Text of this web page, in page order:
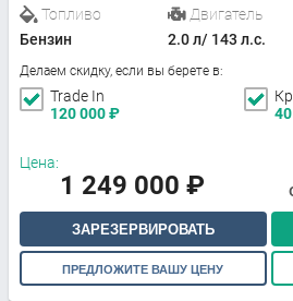
Топливо
Бензин
Двигатель
2.0 л/ 143 л.с.
Делаем скидку, если вы берете в:
Trade In
120 000₽
Цена:
1 249 000 ₽
ЗАРЕЗЕРВИРОВАТЬ
ПРЕДЛОЖИТЕ ВАШУ ЦЕНУ